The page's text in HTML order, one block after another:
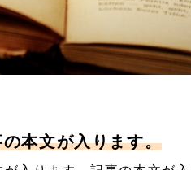
本文が入ります。